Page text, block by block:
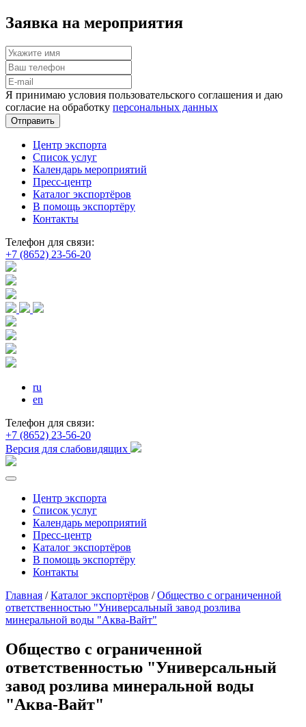
Заявка на мероприятия
Я принимаю условия пользовательского соглашения и даю
согласие на обработку персональных данных
Отправить
Центр экспорта
Список услуг
Календарь мероприятий
Пресс-центр
Каталог экспортёров
В помощь экспортёру
Контакты
Телефон для связи:
+7 (8652) 23-56-20
ru
en
Телефон для связи:
+7 (8652) 23-56-20
Версия для слабовидящих
Центр экспорта
Список услуг
Календарь мероприятий
Пресс-центр
Каталог экспортёров
В помощь экспортёру
Контакты
Главная /Каталог экспортёров /Общество с ограниченной
ответственностью "Универсальный завод розлива
минеральной воды "Аква-Вайт"
Общество с ограниченной
ответственностью "Универсальный
завод розлива минеральной воды
"Аква-Вайт"